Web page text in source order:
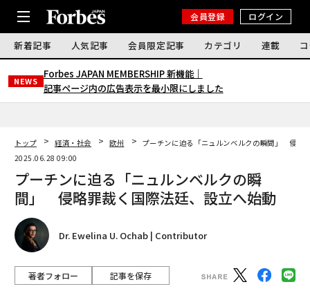
会員登録 ログイン
新着記事 人気記事 会員限定記事 カテゴリ 連載
NEWS
Forbes JAPAN MEMBERSHIP 新機能｜
記事ページ内の広告表示を最小限にしました
トップ 経済・社会 欧州
プーチンに迫る「ニュルンベルクの瞬間」 侵略
2025.06.28 09:00
プーチンに迫る「ニュルンベルクの瞬
間」 侵略罪裁く国際法廷、設立へ始動
Dr. Ewelina U. Ochab | Contributor
著者フォロー 記事を保存